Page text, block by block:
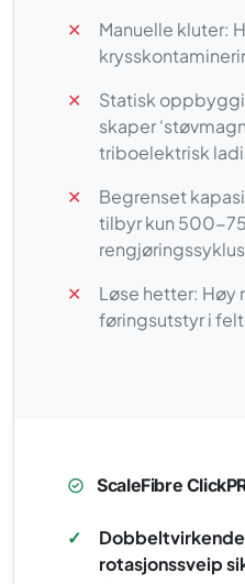
✕
Manuelle kluter:
✕
Statisk
skaper
triboelektrisk
✕
Begrenset
tilbyr kun 500-
✕
Løse hetter: Høy
føringsutstyr i
ScaleFibre
✓
rotasjonssveip